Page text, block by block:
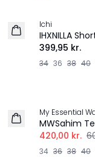
NYHED
Ichi
IHXNILLA
399,95 kr.
34 36 38 40
My Essential
MWSahim
420,00 kr.
34 36 38 40